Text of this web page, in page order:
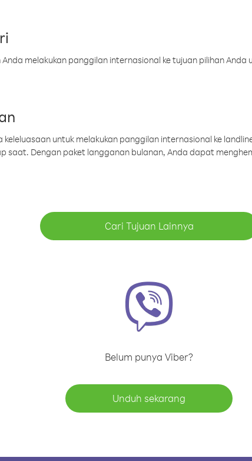
melakukan panggilan internasional ke tujuan pilihan
untuk melakukan panggilan internasional ke
saat. Dengan paket langganan bulanan, Anda dapat
Cari Tujuan Lainnya
Belum punya Viber?
Unduh sekarang